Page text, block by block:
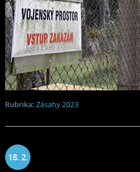
Rubrika: Zásahy 2023
18. 2.